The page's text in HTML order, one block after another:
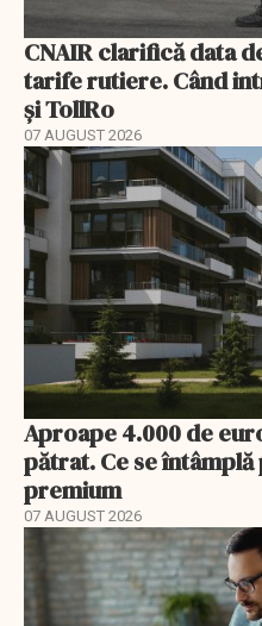
CNAIR clarifică data
tarife rutiere. Când
și TollRo
07 AUGUST 2026
Aproape 4.000 de
pătrat. Ce se
premium
07 AUGUST 2026